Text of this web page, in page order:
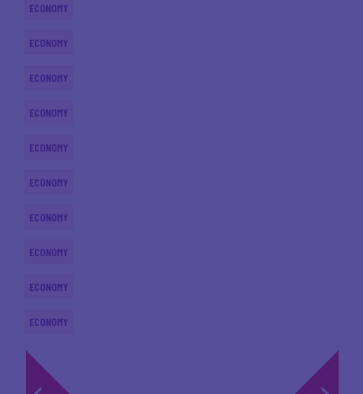
ECONOMY
ECONOMY
ECONOMY
ECONOMY
ECONOMY
ECONOMY
ECONOMY
ECONOMY
ECONOMY
ECONOMY